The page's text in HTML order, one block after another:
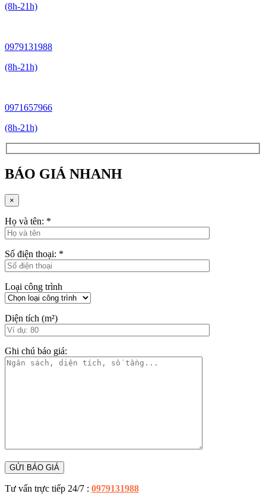
(8h-21h)
0979131988
(8h-21h)
0971657966
(8h-21h)
BÁO GIÁ NHANH
×
Họ và tên: *
Số điện thoại: *
Loại công trình
Diện tích (m²)
Ghi chú báo giá:
Tư vấn trực tiếp 24/7 : 0979131988